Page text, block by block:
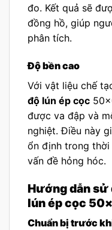
đo. Kết quả sẽ
đồng hồ, giúp
phân tích.
Độ bền cao
Với vật liệu chế
độ lún ép cọc
được va đập và
nghiệt. Điều này
ổn định trong thời
vấn đề hỏng hóc.
Hướng dẫn sử
lún ép cọc
Chuẩn bị trước